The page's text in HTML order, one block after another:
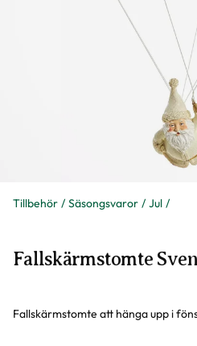
Tillbehör Säsongsvaror Jul
Fallskärmstomte
Fallskärmstomte att hänga upp i